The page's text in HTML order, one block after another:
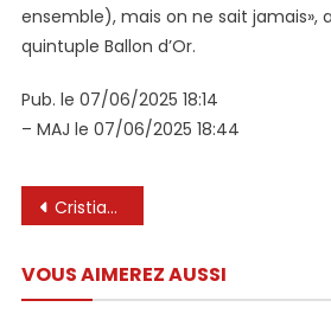
ensemble), mais on ne sait jamais»,
quintuple Ballon d’Or.
Pub. le 07/06/2025 18:14
– MAJ le 07/06/2025 18:44
Navigation
l’article
Cristiano Ronaldo refuse la chance de renouveler la rivalité avec Lionel Messi à la Coupe du Monde du Monde de la FIFA 2025, dit « vous devez être intelligent »
VOUS AIMEREZ AUSSI